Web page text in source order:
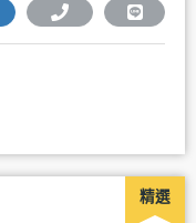
精選